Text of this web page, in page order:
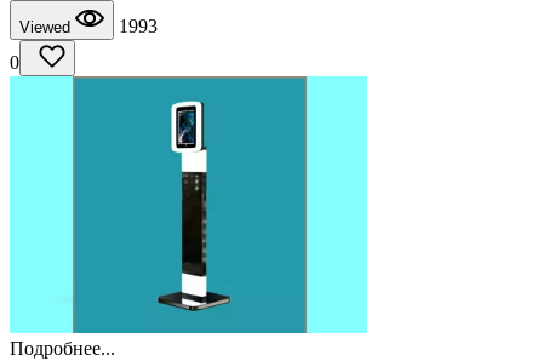
Viewed
1993
0
Подробнее...